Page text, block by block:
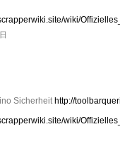
wiki/
Sicherheit http://
wiki/